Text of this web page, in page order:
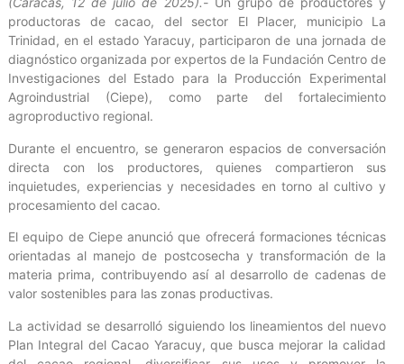
productoras de cacao, del sector El Placer, municipio La
Trinidad, en el estado Yaracuy, participaron de una jornada de
diagnóstico organizada por expertos de la Fundación Centro de
Investigaciones del Estado para la Producción Experimental
Agroindustrial (Ciepe), como parte del fortalecimiento
agroproductivo regional.
Durante el encuentro, se generaron espacios de conversación
directa con los productores, quienes compartieron sus
inquietudes, experiencias y necesidades en torno al cultivo y
procesamiento del cacao.
El equipo de Ciepe anunció que ofrecerá formaciones técnicas
orientadas al manejo de postcosecha y transformación de la
materia prima, contribuyendo así al desarrollo de cadenas de
valor sostenibles para las zonas productivas.
La actividad se desarrolló siguiendo los lineamientos del nuevo
Plan Integral del Cacao Yaracuy, que busca mejorar la calidad